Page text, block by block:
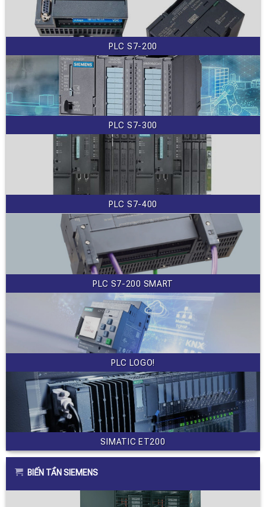
PLC S7-200
PLC S7-300
PLC S7-400
PLC S7-200 SMART
PLC LOGO!
SIMATIC ET200
BIẾN TẦN SIEMENS